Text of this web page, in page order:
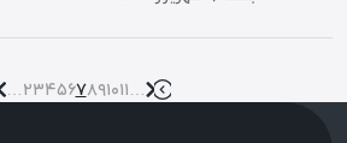
«…۲۳۴۵۶۷۸۹۱۰۱۱…»»»